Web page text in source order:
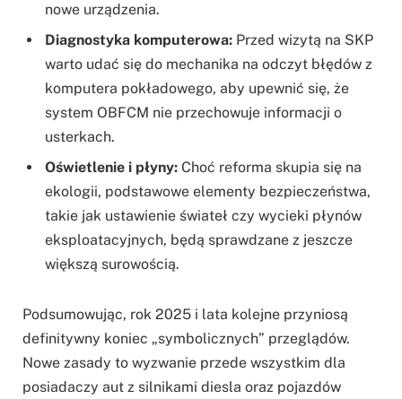
nowe urządzenia.
Diagnostyka komputerowa: Przed wizytą na SKP
warto udać się do mechanika na odczyt błędów z
komputera pokładowego, aby upewnić się, że
system OBFCM nie przechowuje informacji o
usterkach.
Oświetlenie i płyny: Choć reforma skupia się na
ekologii, podstawowe elementy bezpieczeństwa,
takie jak ustawienie świateł czy wycieki płynów
eksploatacyjnych, będą sprawdzane z jeszcze
większą surowością.
Podsumowując, rok 2025 i lata kolejne przyniosą
definitywny koniec „symbolicznych” przeglądów.
Nowe zasady to wyzwanie przede wszystkim dla
posiadaczy aut z silnikami diesla oraz pojazdów